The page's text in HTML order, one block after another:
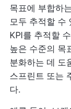
목표에 부합하
모두 추적할 수
KPI를 추적할
높은 수준의 목
분화하는 데 도
스프린트 또는
다.